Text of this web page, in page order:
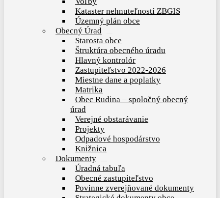
Kataster nehnuteľností ZBGIS
Územný plán obce
Obecný Úrad
Show
sub
menu
Starosta obce
Štruktúra obecného úradu
Hlavný kontrolór
Zastupiteľstvo 2022-2026
Miestne dane a poplatky
Matrika
Obec Rudina – spoločný obecný
úrad
Verejné obstarávanie
Projekty
Odpadové hospodárstvo
Knižnica
Dokumenty
Show
sub
menu
Úradná tabuľa
Obecné zastupiteľstvo
Povinne zverejňované dokumenty